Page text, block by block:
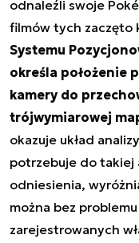
odnaleźli swoje
filmów tych zaczęto
Systemu
określa położenie
kamery do
trójwymiarowej
okazuje układ
potrzebuje do takiej
odniesienia,
można bez
zarejestrowanych